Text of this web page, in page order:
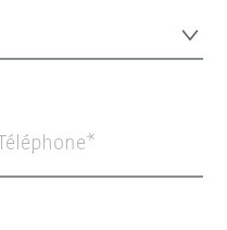
Téléphone